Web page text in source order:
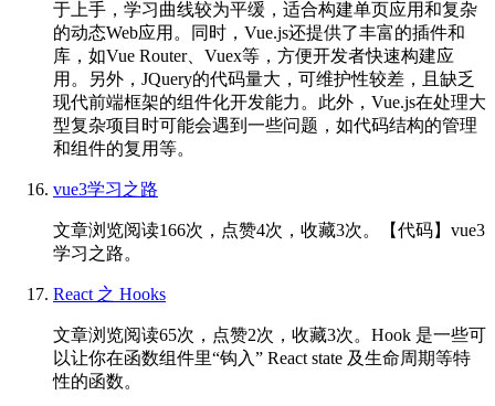
于上手，学习曲线较为平缓，适合构建单页应用和复杂
的动态Web应用。同时，Vue.js还提供了丰富的插件和
库，如Vue Router、Vuex等，方便开发者快速构建应
用。另外，JQuery的代码量大，可维护性较差，且缺乏
现代前端框架的组件化开发能力。此外，Vue.js在处理大
型复杂项目时可能会遇到一些问题，如代码结构的管理
和组件的复用等。
vue3学习之路
文章浏览阅读166次，点赞4次，收藏3次。【代码】vue3
学习之路。
React 之 Hooks
文章浏览阅读65次，点赞2次，收藏3次。Hook 是一些可
以让你在函数组件里“钩入” React state 及生命周期等特
性的函数。